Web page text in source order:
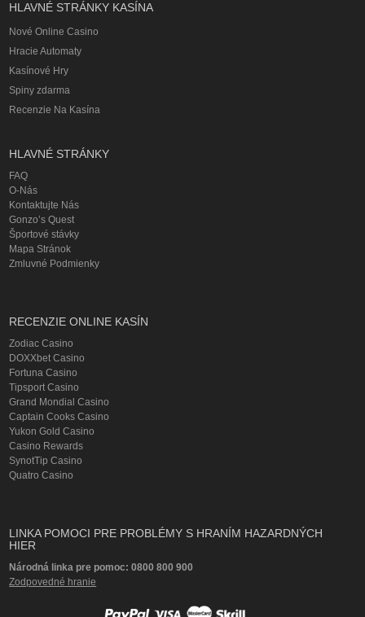
HLAVNÉ STRÁNKY KASÍNA
Nové Online Casino
Hracie Automaty
Kasínové Hry
Spiny zdarma
Recenzie Na Kasína
HLAVNÉ STRÁNKY
FAQ
O-Nás
Kontaktujte Nás
Gonzo’s Quest
Športové stávky
Mapa Stránok
Zmluvné Podmienky
RECENZIE ONLINE KASÍN
Zodiac Casino
DOXXbet Casino
Fortuna Casino
Tipsport Casino
Grand Mondial Casino
Captain Cooks Casino
Yukon Gold Casino
Casino Rewards
SynotTip Casino
Quatro Casino
LINKA POMOCI PRE PROBLÉMY S HRANÍM HAZARDNÝCH
HIER
Národná linka pre pomoc: 0800 800 900
Zodpovedné hranie